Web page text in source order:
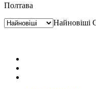
Полтава
Найновіші